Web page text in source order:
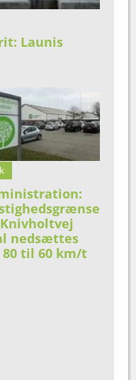
Launis
nedsættes
til 60 km/t